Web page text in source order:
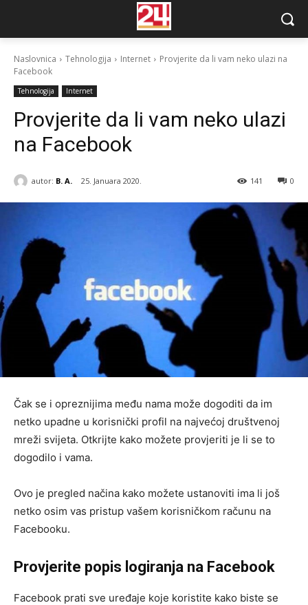
Naslovnica Tehnologija Internet
Provjerite da li vam neko ulazi na
Facebook
Tehnologija Internet
Provjerite da li vam neko ulazi
na Facebook
autor: B. A. 25. Januara 2020. 0
141
Čak se i opreznijima među nama može dogoditi da im
netko upadne u korisnički profil na najvećoj društvenoj
mreži svijeta. Otkrijte kako možete provjeriti je li se to
dogodilo i vama.
Ovo je pregled načina kako možete ustanoviti ima li još
netko osim vas pristup vašem korisničkom računu na
Facebooku.
Provjerite popis logiranja na Facebook
Facebook prati sve uređaje koje koristite kako biste se